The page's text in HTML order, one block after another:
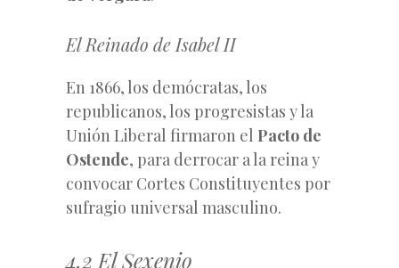
El Reinado de Isabel II
En 1866, los demócratas, los
republicanos, los progresistas y la
Unión Liberal firmaron el Pacto de
Ostende, para derrocar a la reina y
convocar Cortes Constituyentes por
sufragio universal masculino.
4.2 El Sexenio